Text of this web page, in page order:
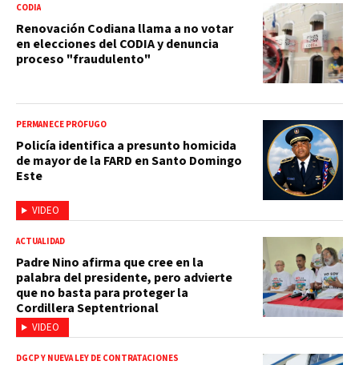
CODIA
Renovación Codiana llama a no votar
en elecciones del CODIA y denuncia
proceso "fraudulento"
VIDEO
PERMANECE PRÓFUGO
Policía identifica a presunto homicida
de mayor de la FARD en Santo Domingo
Este
VIDEO
ACTUALIDAD
Padre Nino afirma que cree en la
palabra del presidente, pero advierte
que no basta para proteger la
Cordillera Septentrional
DGCP Y NUEVA LEY DE CONTRATACIONES